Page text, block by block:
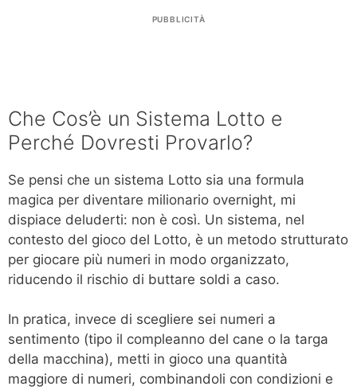
PUBBLICITÀ
Che Cos’è un Sistema Lotto e
Perché Dovresti Provarlo?
Se pensi che un sistema Lotto sia una formula
magica per diventare milionario overnight, mi
dispiace deluderti: non è così. Un sistema, nel
contesto del gioco del Lotto, è un metodo strutturato
per giocare più numeri in modo organizzato,
riducendo il rischio di buttare soldi a caso.
In pratica, invece di scegliere sei numeri a
sentimento (tipo il compleanno del cane o la targa
della macchina), metti in gioco una quantità
maggiore di numeri, combinandoli con condizioni e